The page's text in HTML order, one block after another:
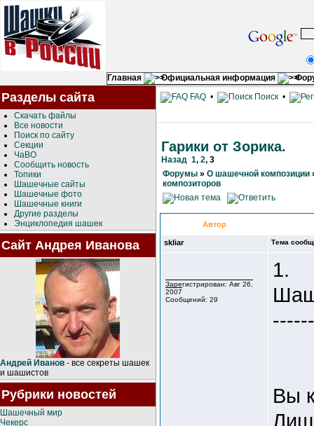
Главная Официальная информация
Разделы сайта
Скачать файлы
Все новости
Поиск по сайту
Секции
ЧаВО
Сообщить новость
Топики
Шашечные сайты
Шашечные фото
Шашечные книги
Другие разделы
Энциклопедия шашек
Сайт Андрея Иванова
Андрей Иванов - все секреты шашек
и шашистов
Рубрики новостей
Шашечный мир
Чекерс
FAQ • Поиск •
Гарики от Зорика.
Назад 1, 2, 3
Форумы » О шашечной композиции
композиторов
Автор
skliar Тема
Зарегистрирован: Авг 26,
2007
Сообщений: 29
1.
Вы